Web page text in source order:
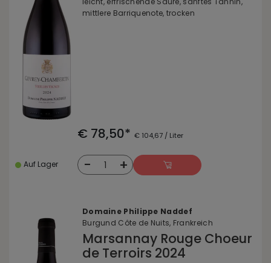
mittlere Barriquenote, trocken
€ 78,50* € 104,67 / Liter
Auf Lager - 1 +
Domaine Philippe Naddef
Burgund Côte de Nuits, Frankreich
Marsannay Rouge Choeur
de Terroirs 2024